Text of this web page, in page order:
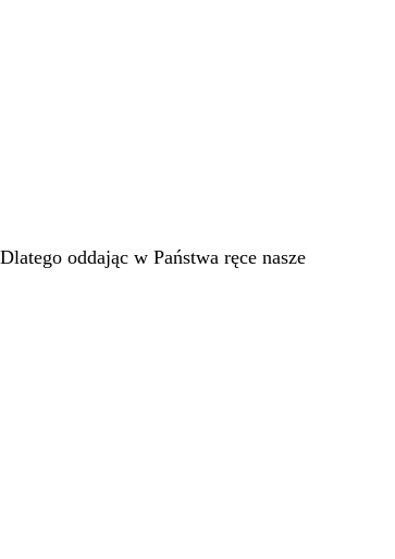
oddając w Państwa ręce nasze